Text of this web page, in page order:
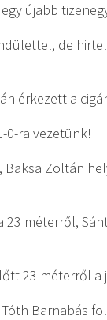
újabb
de
érkezett a
0-ra vezetünk!
Zoltán
méterről,
23 méterről a
Barnabás